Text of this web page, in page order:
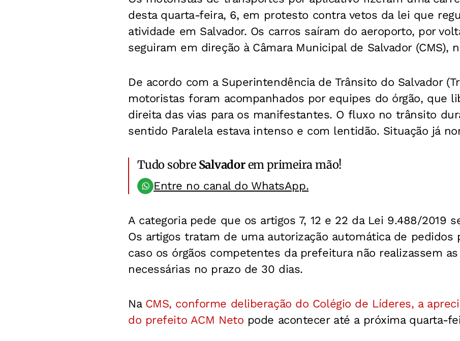
desta quarta-feira, 6, em protesto contra vetos da lei que
atividade em Salvador. Os carros saíram do aeroporto, por
seguiram em direção à Câmara Municipal de Salvador (CMS),
De acordo com a Superintendência de Trânsito do Salvador
motoristas foram acompanhados por equipes do órgão, que
direita das vias para os manifestantes. O fluxo no trânsito
sentido Paralela estava intenso e com lentidão. Situação já
Tudo sobre Salvadorem primeira mão!
Entre no canal do WhatsApp.
A categoria pede que os artigos 7, 12 e 22 da Lei 9.488/2019
Os artigos tratam de uma autorização automática de pedidos
caso os órgãos competentes da prefeitura não realizassem
necessárias no prazo de 30 dias.
Na CMS, conforme deliberação do Colégio de Líderes, a
do prefeito ACM Neto pode acontecer até a próxima quarta-